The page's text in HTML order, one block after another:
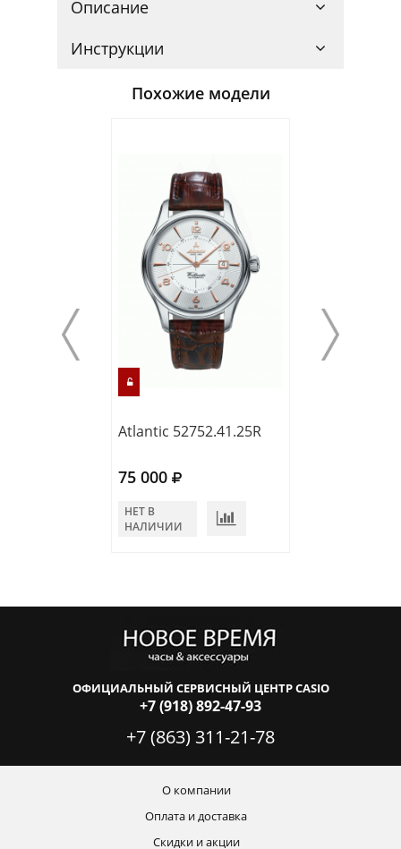
Описание
Инструкции
Похожие модели
Atlantic 52752.41.25R
75 000
НЕТ В
НАЛИЧИИ
ОФИЦИАЛЬНЫЙ СЕРВИСНЫЙ ЦЕНТР CASIO
+7 (918) 892-47-93
+7 (863) 311-21-78
О компании
Оплата и доставка
Скидки и акции